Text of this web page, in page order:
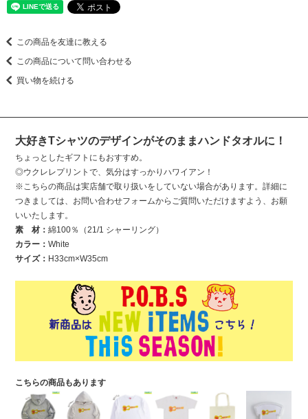
この商品を友達に教える
この商品について問い合わせる
買い物を続ける
大好きTシャツのデザインがそのままハンドタオルに！
ちょっとしたギフトにもおすすめ。
◎ウクレレプリントで、気分はすっかりハワイアン！
※こちらの商品は実店舗で取り扱いをしていない場合があります。詳細に
つきましては、お問い合わせフォームからご質問いただけますよう、お願
いいたします。
素 材：綿100％（21/1 シャーリング）
カラー：White
サイズ： H33cm×W35cm
こちらの商品もあります